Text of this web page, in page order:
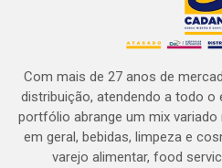
Com mais de 27 anos de
distribuição, atendendo a todo o
portfólio abrange um mix
em geral, bebidas, limpeza e
varejo alimentar, food